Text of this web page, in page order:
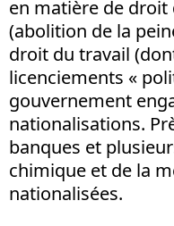
en matière de
(abolition de la
droit du travail
licenciements «
gouvernement
nationalisations.
banques et
chimique et de la
nationalisées.